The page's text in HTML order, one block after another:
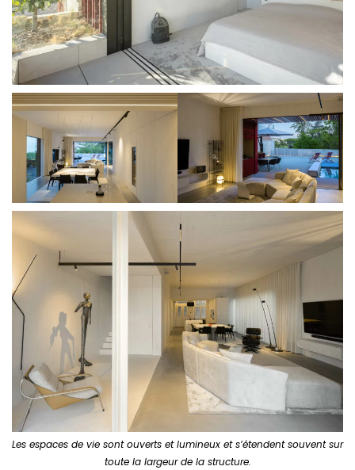
Les espaces de vie sont ouverts et lumineux et s’étendent souvent sur
toute la largeur de la structure.